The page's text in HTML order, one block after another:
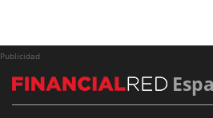
Publicidad